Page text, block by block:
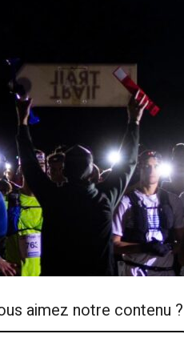
aimez notre contenu ?